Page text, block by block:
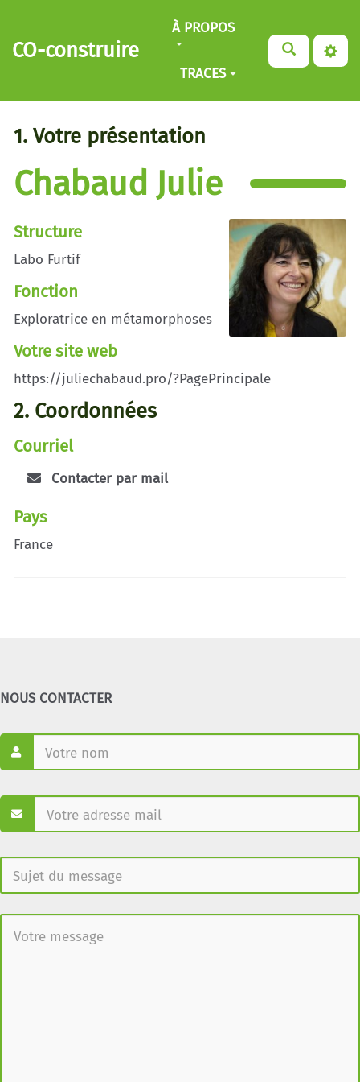
Aller au contenu principal
CO-construire
À PROPOS
TRACES
1. Votre présentation
Chabaud Julie
Structure
Labo Furtif
Fonction
Exploratrice en métamorphoses
Votre site web
https://juliechabaud.pro/?PagePrincipale
2. Coordonnées
Courriel
Contacter par mail
Pays
France
NOUS CONTACTER